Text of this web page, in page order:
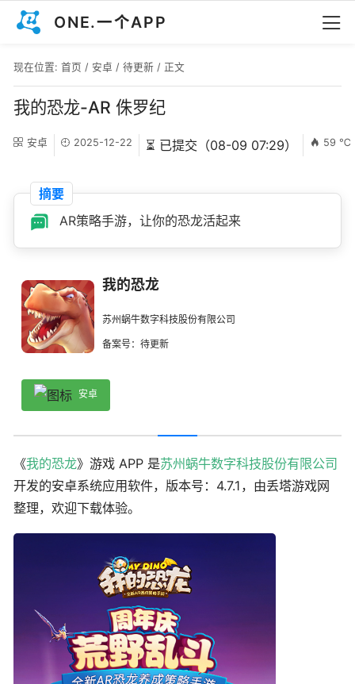
ONE.一个APP
现在位置: 首页 / 安卓 / 待更新 / 正文
我的恐龙-AR 侏罗纪
安卓 2025-12-22 ⏳ 已提交（08-09 07:29） 59 ℃
摘要
AR策略手游，让你的恐龙活起来
我的恐龙
苏州蜗牛数字科技股份有限公司
备案号：待更新
安卓
《我的恐龙》游戏 APP 是苏州蜗牛数字科技股份有限公司
开发的安卓系统应用软件，版本号：4.7.1，由丢塔游戏网
整理，欢迎下载体验。